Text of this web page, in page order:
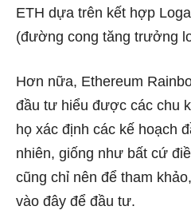
ETH dựa trên kết hợp
(đường cong tăng trưởng
Hơn nữa, Ethereum
đầu tư hiểu được các chu
họ xác định các kế hoạch
nhiên, giống như bất cứ
cũng chỉ nên để tham
vào đây để đầu tư.